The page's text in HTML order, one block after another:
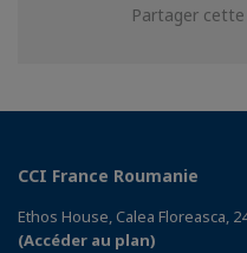
Partager cette
CCI France Roumanie
Ethos House, Calea Floreasca,
(Accéder au plan)